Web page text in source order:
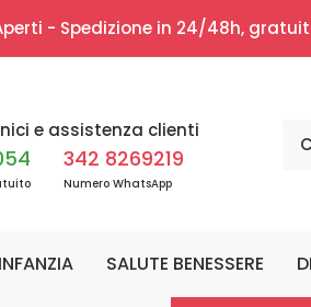
- Spedizione in 24/48h,
e assistenza clienti
342 8269219
Numero WhatsApp
SALUTE BENESSERE